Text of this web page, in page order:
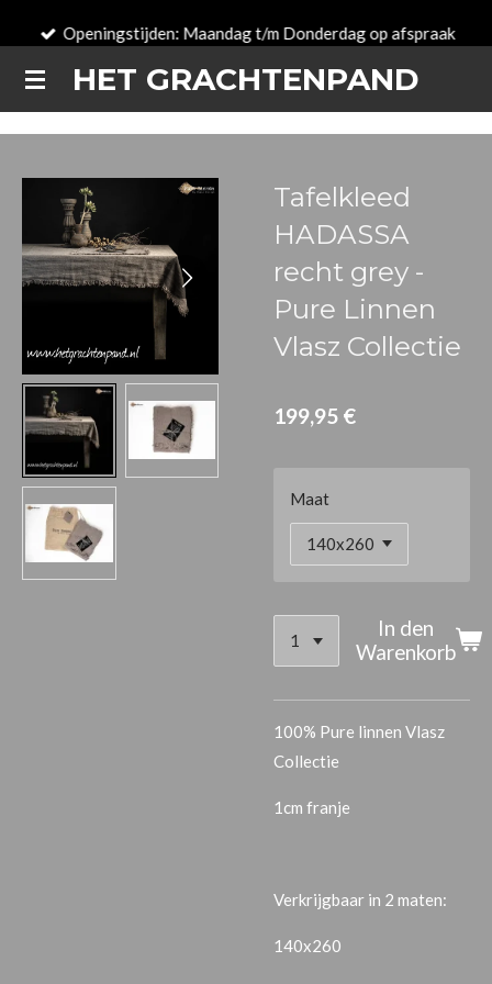
springen HET GRACHTENPAND
Openingstijden: Maandag t/m Donderdag op afspraak
Tafelkleed
HADASSA
recht grey -
Pure Linnen
Vlasz Collectie
199,95 €
Maat
In den
Warenkorb
100% Pure linnen Vlasz
Collectie
1cm franje
Verkrijgbaar in 2 maten:
140x260